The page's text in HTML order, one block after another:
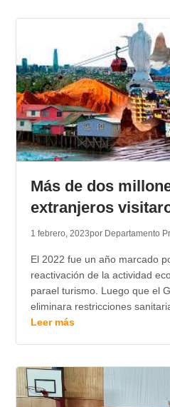
Más de dos
extranjeros
1 febrero, 2023por Departamento
El 2022 fue un año marcado
reactivación de la actividad
parael turismo. Luego que el
eliminara restricciones
Leer más